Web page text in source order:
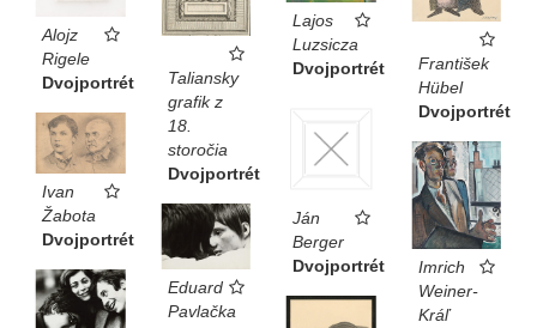
Alojz
Rigele
Dvojportrét
Taliansky
grafik z
18.
storočia
Dvojportrét
Lajos
Luzsicza
Dvojportrét
František
Hübel
Dvojportrét
Ján
Berger
Dvojportrét
Ivan
Žabota
Dvojportrét
Imrich
Weiner-
Kráľ
Eduard
Pavlačka